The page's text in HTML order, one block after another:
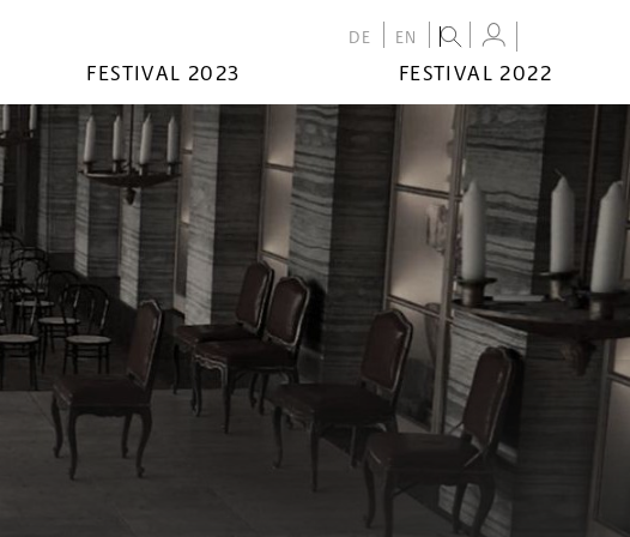
DE EN
FESTIVAL 2023 FESTIVAL 2022